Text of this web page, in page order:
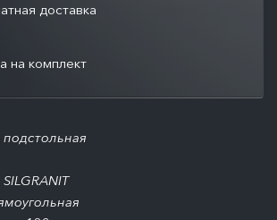
доставка
на комплект